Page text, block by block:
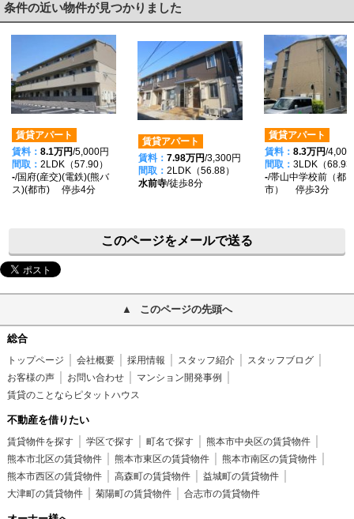
条件の近い物件が見つかりました
賃貸アパート
賃料： 8.1万円/5,000円
間取： 2LDK（57.90）
-/国府(産交)(電鉄)(熊バ
ス)(都市) 停歩4分
賃貸アパート
賃料： 7.98万円/3,300円
間取： 2LDK（56.88）
水前寺/徒歩8分
賃貸アパート
賃料： 8.3万円/4,000
間取： 3LDK（68.93
-/帯山中学校前（都
市） 停歩3分
このページをメールで送る
このページの先頭へ
総合
トップページ 会社概要 採用情報 スタッフ紹介
スタッフブログ
お客様の声
お問い合わせ
マンション開発事例
賃貸のことならピタットハウス
不動産を借りたい
賃貸物件を探す 学区で探す 町名で探す
熊本市中央区の賃貸物件
熊本市北区の賃貸物件
熊本市東区の賃貸物件
熊本市南区の賃貸物件
熊本市西区の賃貸物件
高森町の賃貸物件
益城町の賃貸物件
大津町の賃貸物件
菊陽町の賃貸物件 合志市の賃貸物件